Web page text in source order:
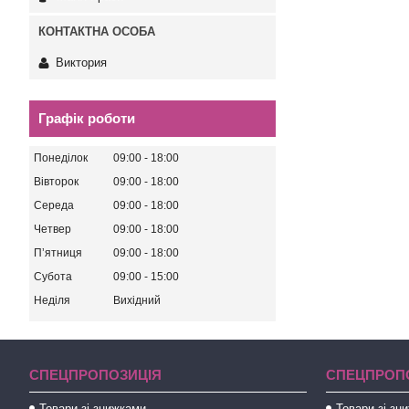
Виктория
Графік роботи
Понеділок 09:00
18:00
Вівторок
09:00
18:00
Середа
09:00
18:00
Четвер
09:00
18:00
Пʼятниця
09:00
18:00
Субота
09:00
15:00
Неділя
Вихідний
СПЕЦПРОПОЗИЦІЯ